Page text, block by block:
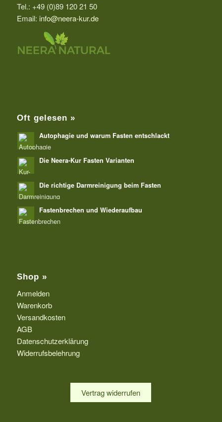
Tel.: +49 (0)89 120 21 50
Email: info@neera-kur.de
Oft gelesen »
Autophagie und warum Fasten entschlackt
Die Neera-Kur Fasten Varianten
Die richtige Darmreinigung beim Fasten
Fastenbrechen und Wiederaufbau
Shop »
Anmelden
Warenkorb
Versandkosten
AGB
Datenschutzerklärung
Widerrufsbelehrung
Vertrag widerrufen